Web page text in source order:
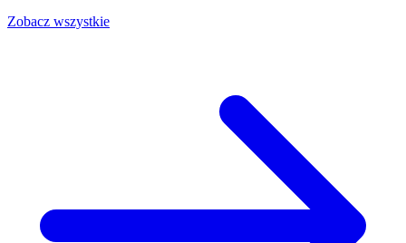
Zobacz wszystkie